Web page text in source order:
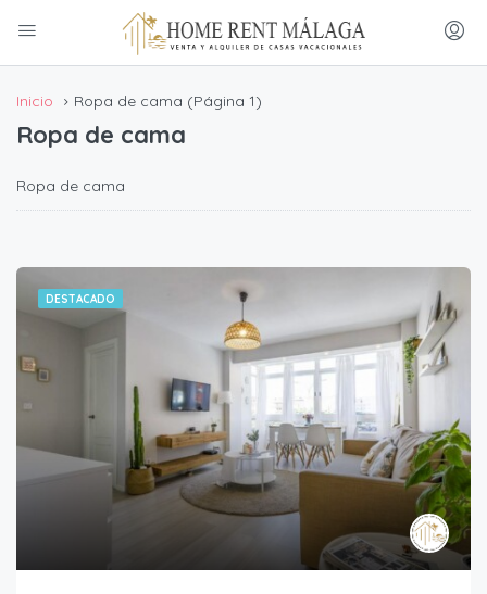
Inicio Ropa de cama (Página 1)
Ropa de cama
Ropa de cama
DESTACADO